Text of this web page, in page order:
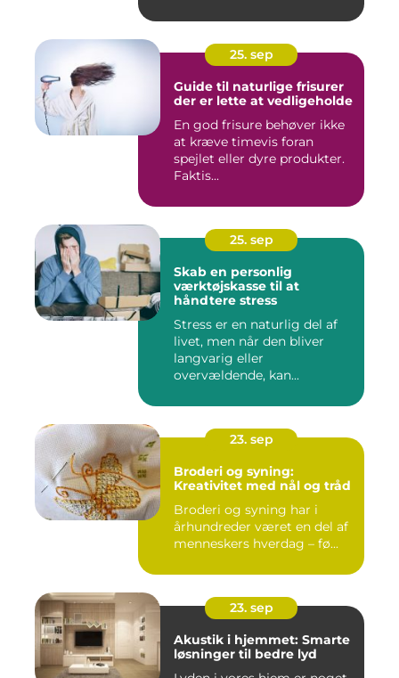
25. sep
Guide til naturlige frisurer
der er lette at vedligeholde
En god frisure behøver ikke
at kræve timevis foran
spejlet eller dyre produkter.
Faktis...
25. sep
Skab en personlig
værktøjskasse til at
håndtere stress
Stress er en naturlig del af
livet, men når den bliver
langvarig eller
overvældende, kan...
23. sep
Broderi og syning:
Kreativitet med nål og tråd
Broderi og syning har i
århundreder været en del af
menneskers hverdag – fø...
23. sep
Akustik i hjemmet: Smarte
løsninger til bedre lyd